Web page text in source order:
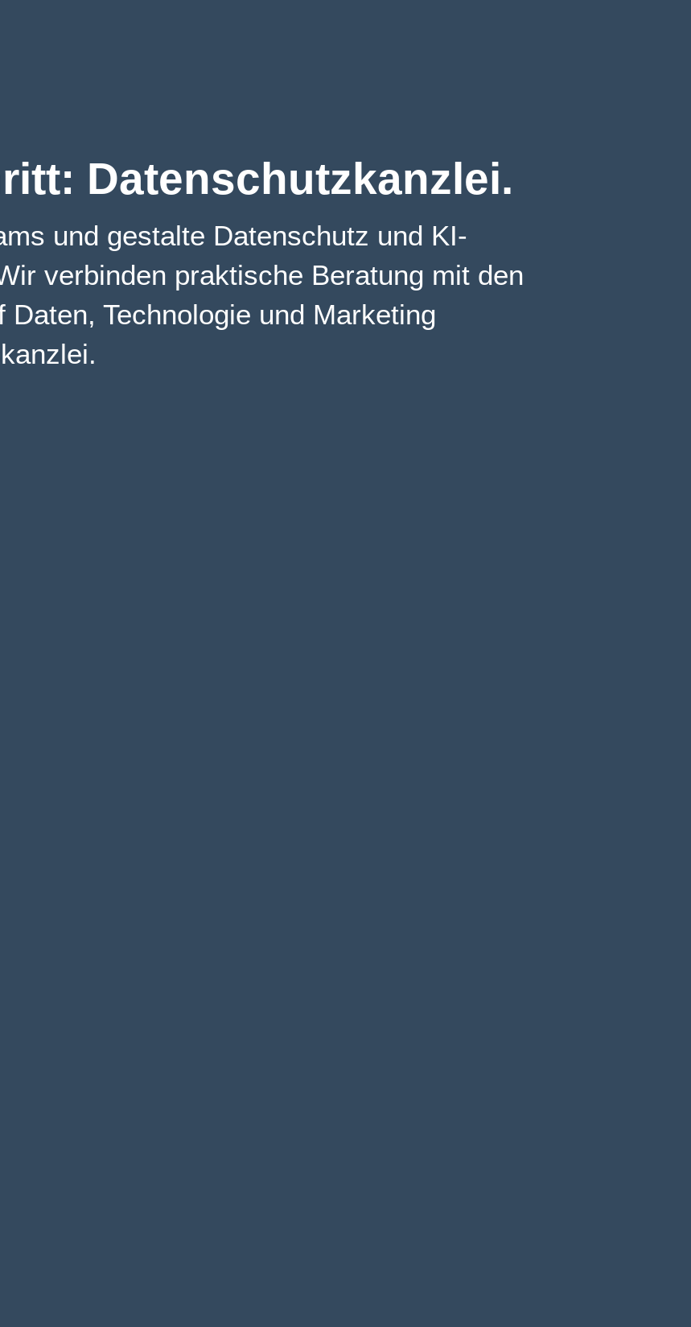
Datenschutzkanzlei.
und gestalte Datenschutz und KI-
verbinden praktische Beratung mit den
Technologie und Marketing